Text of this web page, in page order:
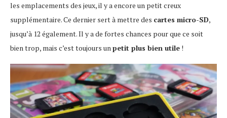
les emplacements des jeux, il y a encore un petit creux
supplémentaire. Ce dernier sert à mettre des cartes micro-SD,
jusqu’à 12 également. Il y a de fortes chances pour que ce soit
bien trop, mais c’est toujours unpetit plus bien utile !